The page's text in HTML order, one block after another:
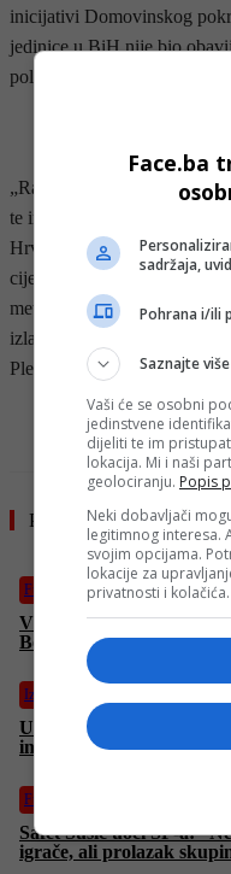
inicijativi Domovinskog
jedinice u BiH nije bio
političkom profiliranju
„Razgovarat ćemo u okviru
te inicijative. Da bi se nešto
Hrvati i Hrvatska. Potrebno
cijela priča. Razumijem to u
metodološki imam ozbiljne
izlazi prije nego što se o
Plenković, podsjećaHina.
Pročitajte još
Fudbal
Vlade Divac otkrio za
Bosnu i Hercegovinu!”
Izdvojeno
Ukrajina žestoko
infrastrukturu, Zelenski
Fudbal
Safet Sušić uoči SP-a:
igrače, ali prolazak
Face.ba
sadržaja,
Pohrana i/ili
Saznajte više
Vaši će se osobni
jedinstvene
dijeliti te im
lokacija. Mi i naši
geolociranju. Popis
Neki dobavljači
legitimnog interesa.
svojim opcijama.
lokacije za
privatnosti i kolačića.